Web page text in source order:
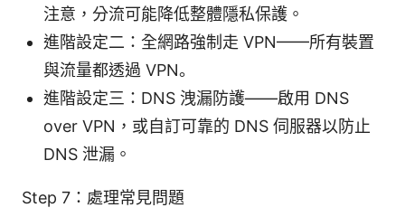
注意，分流可能降低整體隱私保護。
進階設定二：全網路強制走 VPN——所有裝置
與流量都透過 VPN。
進階設定三：DNS 洩漏防護——啟用 DNS
over VPN，或自訂可靠的 DNS 伺服器以防止
DNS 泄漏。
Step 7：處理常見問題